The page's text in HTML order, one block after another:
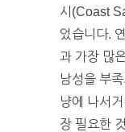
시(Coast
었습니다.
과 가장 많
남성을 부
냥에 나서
장 필요한